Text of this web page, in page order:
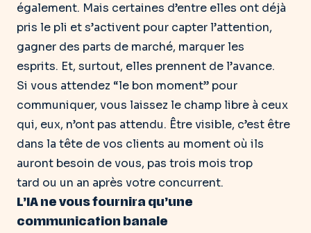
également. Mais certaines d’entre elles ont déjà
pris le pli et s’activent pour capter l’attention,
gagner des parts de marché, marquer les
esprits. Et, surtout, elles prennent de l’avance.
Si vous attendez “le bon moment” pour
communiquer, vous laissez le champ libre à ceux
qui, eux, n’ont pas attendu. Être visible, c’est être
dans la tête de vos clients au moment où ils
auront besoin de vous, pas trois mois trop
tard ou un an après votre concurrent.
L’IA ne vous fournira qu’une
communication banale